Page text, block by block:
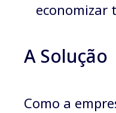
economizar
A Solução
Como a